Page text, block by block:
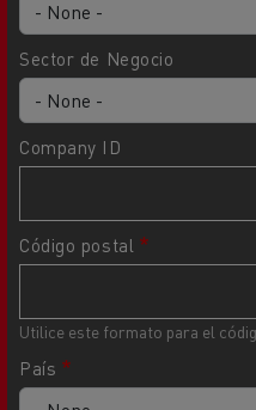
Sector de Negocio
Company ID
Código postal
Utilice este formato para el
País